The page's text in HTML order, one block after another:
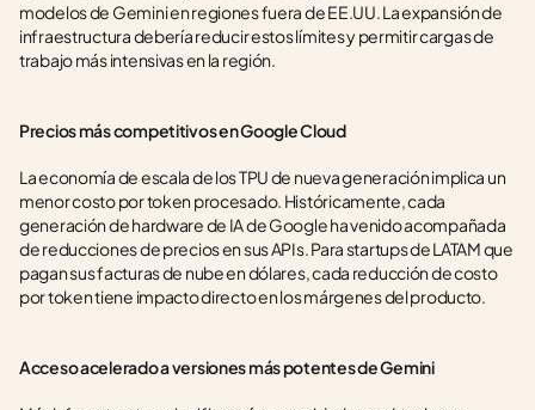
modelos de Gemini en regiones fuera de EE.UU. La expansión de
infraestructura debería reducir estos límites y permitir cargas de
trabajo más intensivas en la región.
Precios más competitivos en Google Cloud
La economía de escala de los TPU de nueva generación implica un
menor costo por token procesado. Históricamente, cada
generación de hardware de IA de Google ha venido acompañada
de reducciones de precios en sus APIs. Para startups de LATAM que
pagan sus facturas de nube en dólares, cada reducción de costo
por token tiene impacto directo en los márgenes del producto.
Acceso acelerado a versiones más potentes de Gemini